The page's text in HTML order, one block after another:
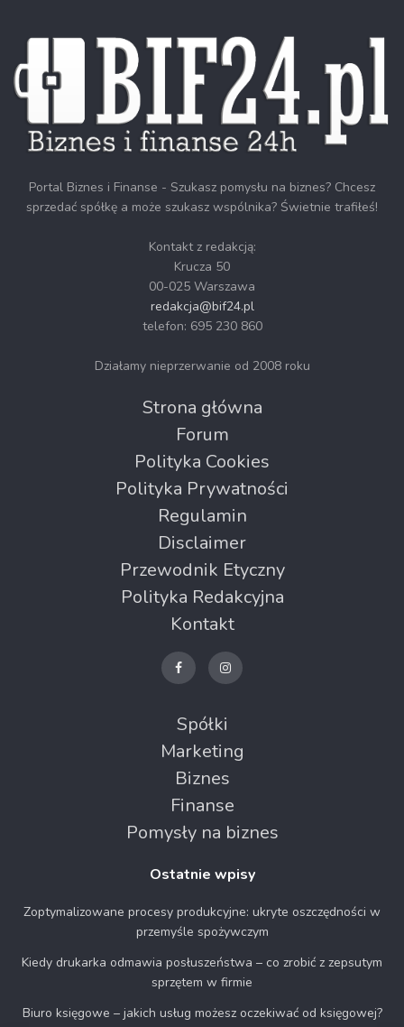
Portal Biznes i Finanse - Szukasz pomysłu na biznes? Chcesz
sprzedać spółkę a może szukasz wspólnika? Świetnie trafiłeś!
Kontakt z redakcją:
Krucza 50
00-025 Warszawa
redakcja@bif24.pl
telefon: 695 230 860
Działamy nieprzerwanie od 2008 roku
Strona główna
Forum
Polityka Cookies
Polityka Prywatności
Regulamin
Disclaimer
Przewodnik Etyczny
Polityka Redakcyjna
Kontakt
Spółki
Marketing
Biznes
Finanse
Pomysły na biznes
Ostatnie wpisy
Zoptymalizowane procesy produkcyjne: ukryte oszczędności w
przemyśle spożywczym
Kiedy drukarka odmawia posłuszeństwa – co zrobić z zepsutym
sprzętem w firmie
Biuro księgowe – jakich usług możesz oczekiwać od księgowej?